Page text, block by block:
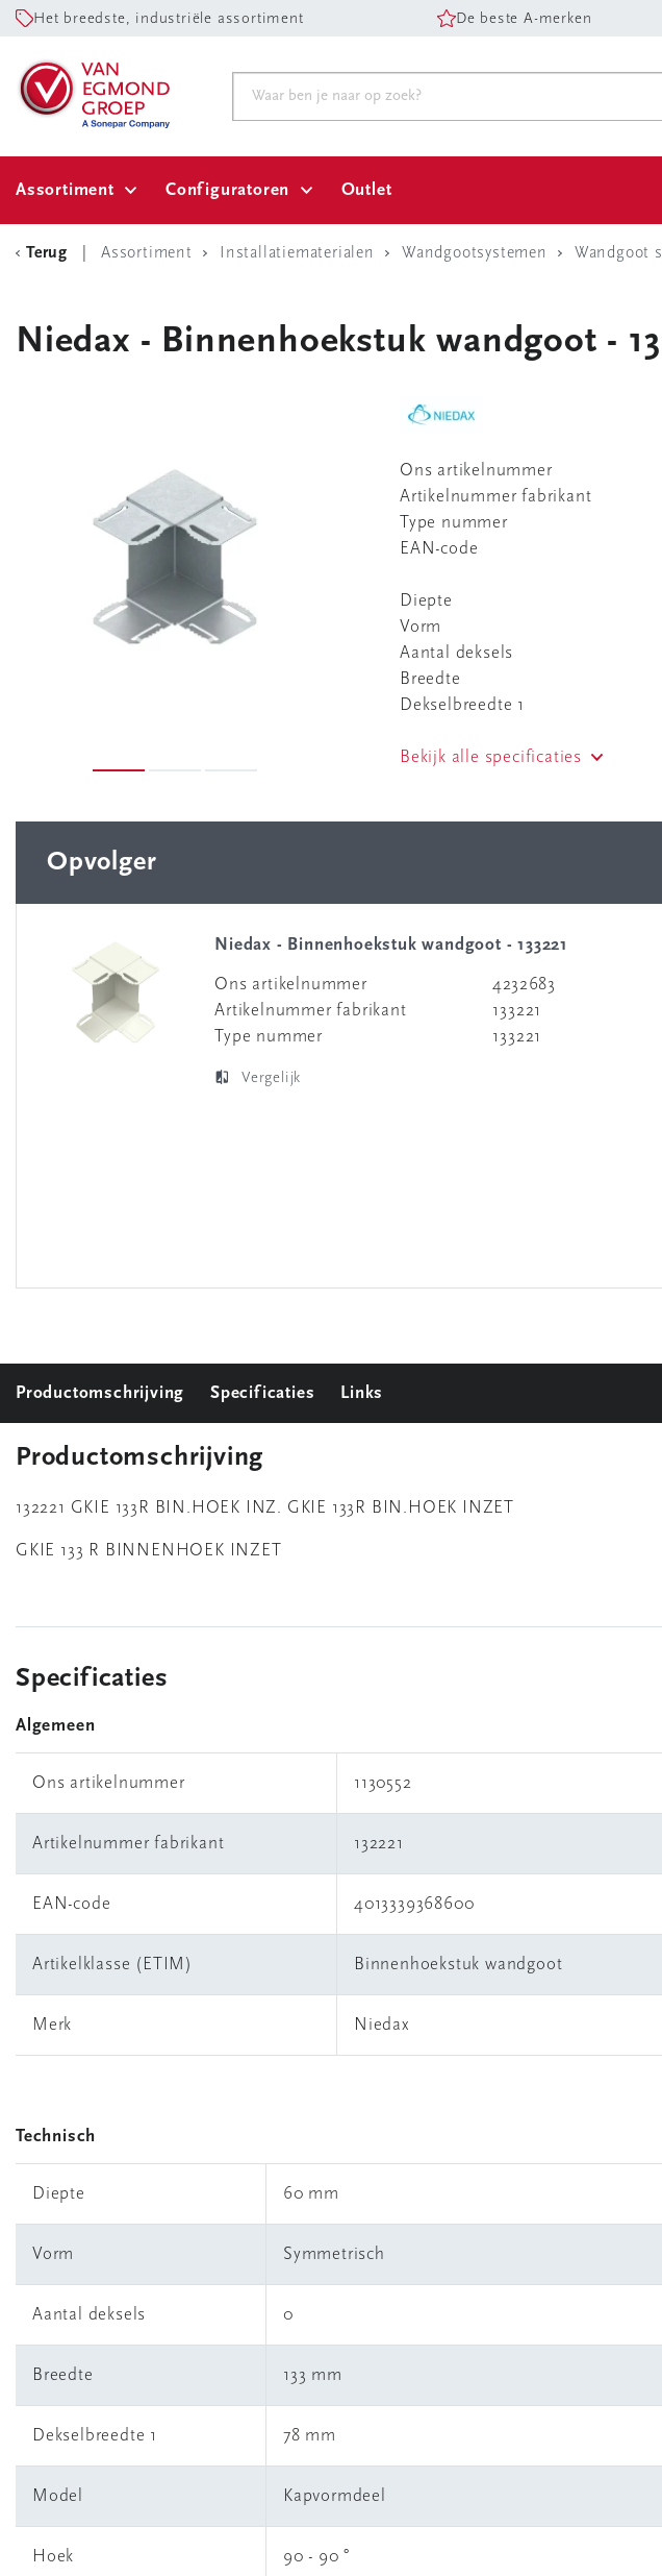
Het breedste, industriële assortiment De beste A-merken
Assortiment Configuratoren Outlet
Terug Assortiment Installatiematerialen Wandgootsystemen Wandgoot
Niedax - Binnenhoekstuk wandgoot -
Ons artikelnummer
Artikelnummer fabrikant
Type nummer
EAN-code
Diepte
Vorm
Aantal deksels
Breedte
Dekselbreedte 1
Bekijk alle specificaties
Opvolger
Niedax - Binnenhoekstuk wandgoot - 133221
Ons artikelnummer
4232683
Artikelnummer fabrikant
133221
Type nummer
133221
Vergelijk
Productomschrijving Specificaties Links
Productomschrijving
132221 GKIE 133R BIN.HOEK INZ. GKIE 133R BIN.HOEK INZET
GKIE 133 R BINNENHOEK INZET
Specificaties
Algemeen
Ons artikelnummer 1130552
Artikelnummer fabrikant 132221
EAN-code 4013339368600
Artikelklasse (ETIM) Binnenhoekstuk wandgoot
Merk Niedax
Technisch
Diepte 60 mm
Vorm Symmetrisch
Aantal deksels 0
Breedte 133 mm
Dekselbreedte 1 78 mm
Model Kapvormdeel
Hoek 90 - 90 °